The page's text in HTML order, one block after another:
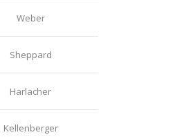
Weber
Sheppard
Harlacher
Kellenberger